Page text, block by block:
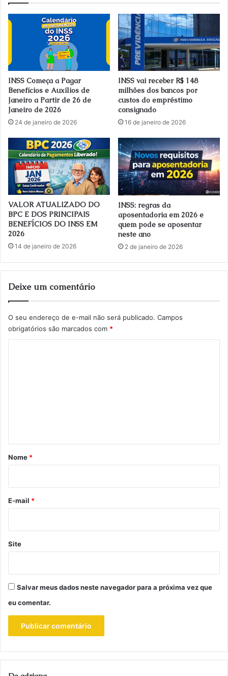
INSS Começa a Pagar
Benefícios e Auxílios de
Janeiro a Partir de 26 de
Janeiro de 2026
24 de janeiro de 2026
INSS vai receber R$ 148
milhões dos bancos por
custos do empréstimo
consignado
16 de janeiro de 2026
VALOR ATUALIZADO DO
BPC E DOS PRINCIPAIS
BENEFÍCIOS DO INSS EM
2026
14 de janeiro de 2026
INSS: regras da
aposentadoria em 2026 e
quem pode se aposentar
neste ano
2 de janeiro de 2026
Deixe um comentário
O seu endereço de e-mail não será publicado. Campos
obrigatórios são marcados com *
r
*
Nome *
E-mail *
Site
Salvar meus dados neste navegador para a próxima vez que
eu comentar.